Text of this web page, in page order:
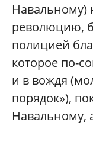
Навальному)
революцию,
полицией
которое по-
и в вождя
порядок»),
Навальному,